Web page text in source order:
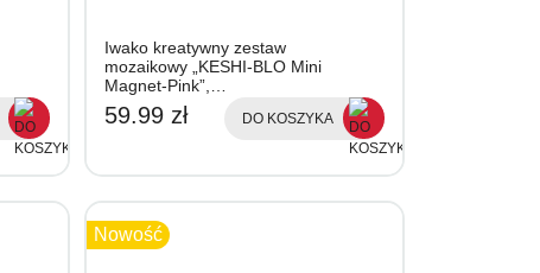
Iwako kreatywny zestaw
mozaikowy „KESHI-BLO Mini
Magnet-Pink”,…
59.99 zł DO KOSZYKA
Nowość